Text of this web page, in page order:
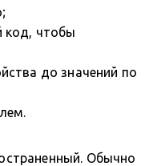
код, чтобы
до значений по
Обычно